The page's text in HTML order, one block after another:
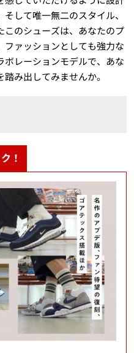
して唯一無二のスタイル、
このシューズは、あなたのプ
ファッションとしても強力な
レーションモデルで、あな
み出してみませんか。
！